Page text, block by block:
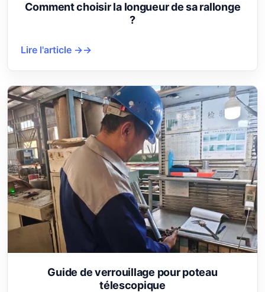
Comment choisir la longueur de sa rallonge
?
Lire l'article →
Guide de verrouillage pour poteau
télescopique